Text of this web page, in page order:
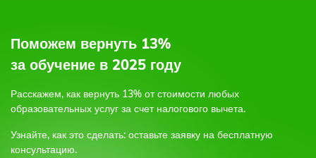
3.
4.
5.
Поможем вернуть 13%
за обучение в 2025 году
Расскажем, как вернуть 13% от стоимости любых
образовательных услуг за счет налогового вычета.
Узнайте, как это сделать: оставьте заявку на бесплатную
консультацию.